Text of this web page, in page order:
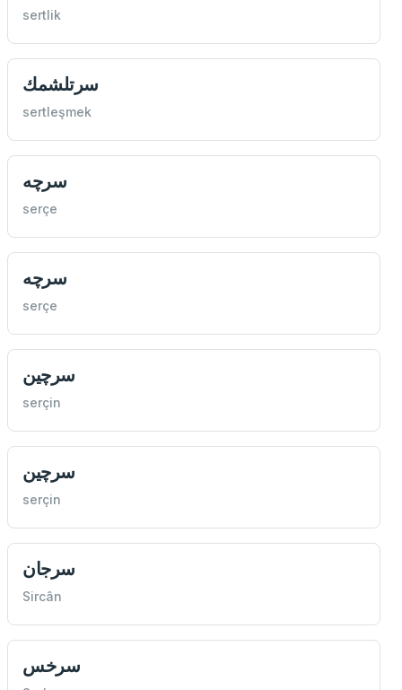
sertlik
سرتلشمك
sertleşmek
سرچه
serçe
سرچه
serçe
سرچين
serçin
سرچين
serçin
سرجان
Sircân
سرخس